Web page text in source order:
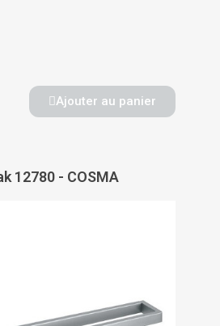
Ajouter au panier
12780 - COSMA